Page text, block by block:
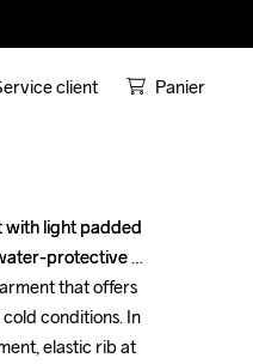
client Panier
with light padded
protective
that offers
conditions. In
elastic rib at
with light padded
protective
that offers
conditions. In
elastic rib at